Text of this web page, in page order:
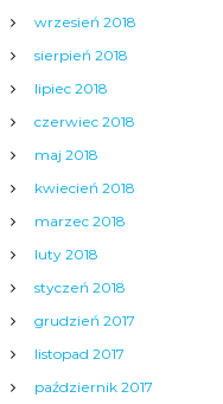
wrzesień 2018
sierpień 2018
lipiec 2018
czerwiec 2018
maj 2018
kwiecień 2018
marzec 2018
luty 2018
styczeń 2018
grudzień 2017
listopad 2017
październik 2017